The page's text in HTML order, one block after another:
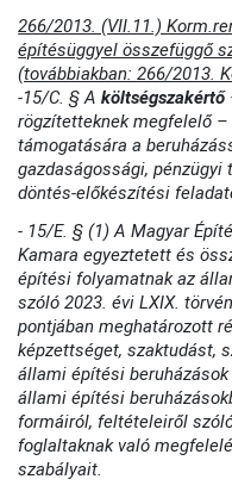
266/2013. (VII.11.)
építésüggyel összefüggő
(továbbiakban: 266/2013.
-15/C. § Aköltségszakértő
rögzítetteknek megfelelő
támogatására a
gazdaságossági,
döntés-előkészítési
- 15/E. § (1) A Magyar
Kamara egyeztetett és
építési folyamatnak az
szóló 2023. évi LXIX.
pontjában meghatározott
képzettséget, szaktudást,
állami építési
állami építési
formáiról, feltételeiről
foglaltaknak való
szabályait.